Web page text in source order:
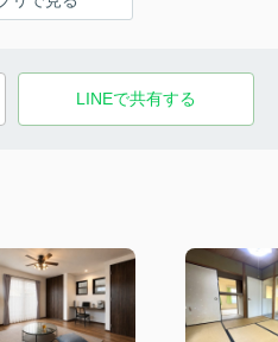
LINEで共有する